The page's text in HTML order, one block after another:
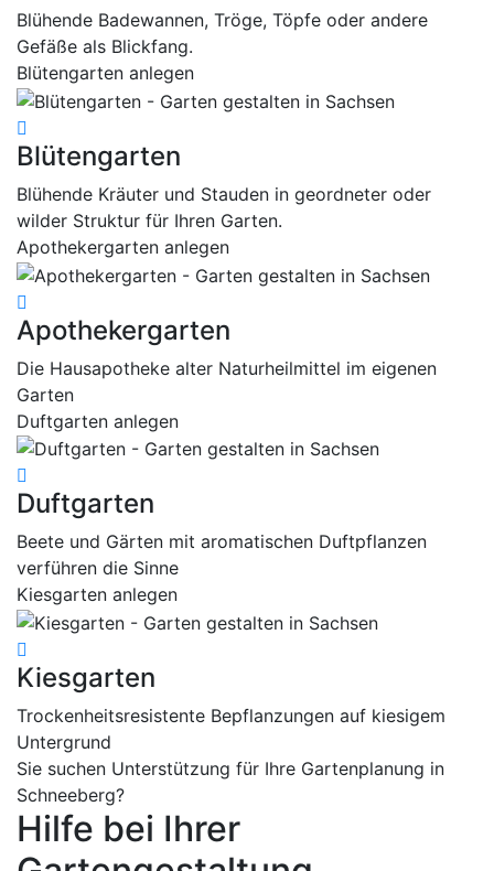
Blühende Badewannen, Tröge, Töpfe oder andere
Gefäße als Blickfang.
Blütengarten anlegen
Blütengarten
Blühende Kräuter und Stauden in geordneter oder
wilder Struktur für Ihren Garten.
Apothekergarten anlegen
Apothekergarten
Die Hausapotheke alter Naturheilmittel im eigenen
Garten
Duftgarten anlegen
Duftgarten
Beete und Gärten mit aromatischen Duftpflanzen
verführen die Sinne
Kiesgarten anlegen
Kiesgarten
Trockenheitsresistente Bepflanzungen auf kiesigem
Untergrund
Sie suchen Unterstützung für Ihre Gartenplanung in
Schneeberg?
Hilfe bei Ihrer